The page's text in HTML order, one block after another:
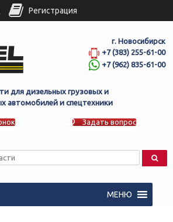
г. Новосибирск
+7 (383) 255-61-00
+7 (962) 835-61-00
для дизельных грузовых и
автомобилей и спецтехники
Задать вопрос
МЕНЮ
Регистрация